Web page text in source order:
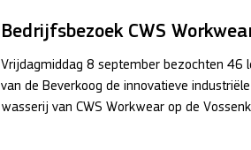
Bedrijfsbezoek CWS
Vrijdagmiddag 8 september bezochten 46
van de Beverkoog de innovatieve industriële
wasserij van CWS Workwear op de